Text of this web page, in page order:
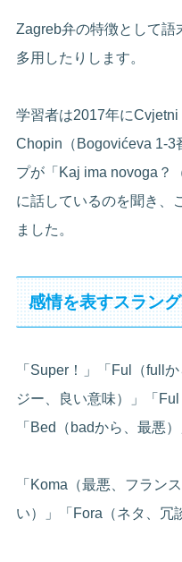
Zagreb弁の特徴として語
多用したりします。
学習者は2017年にCvjetni
Chopin（Bogovićeva 1-3
プが「Kaj ima novoga？
に話しているのを聞き、
ました。
感情を表すスラング
「Super！」「Ful（full
ジー、良い意味）」「
「Bed（badから、最悪
「Koma（最悪、フラン
い）」「Fora（ネタ、冗